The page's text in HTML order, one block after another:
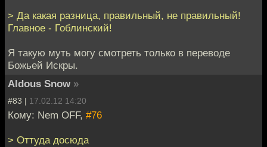
> Да какая разница, правильный, не правильный!
Главное - Гоблинский!
Я такую муть могу смотреть только в переводе
Божьей Искры.
Aldous Snow »
#83 | 17.02.12 14:20
Кому: Nem OFF, #76
> Оттуда досюда